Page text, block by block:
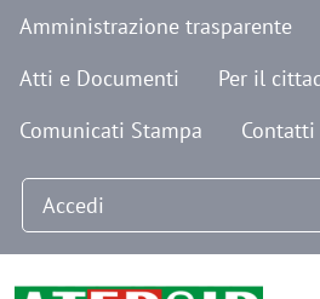
Salta al contenuto principale
Navigazione secondaria
Amministrazione trasparente
Atti e Documenti
Per il
Comunicati Stampa
Contatti
Menu profilo utente
Accedi